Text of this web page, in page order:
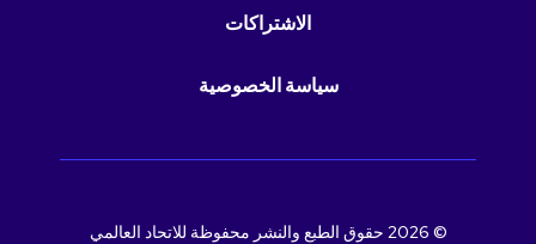
الاشتراكات
سياسة الخصوصية
© 2026 حقوق الطبع والنشر محفوظة للاتحاد العالمي